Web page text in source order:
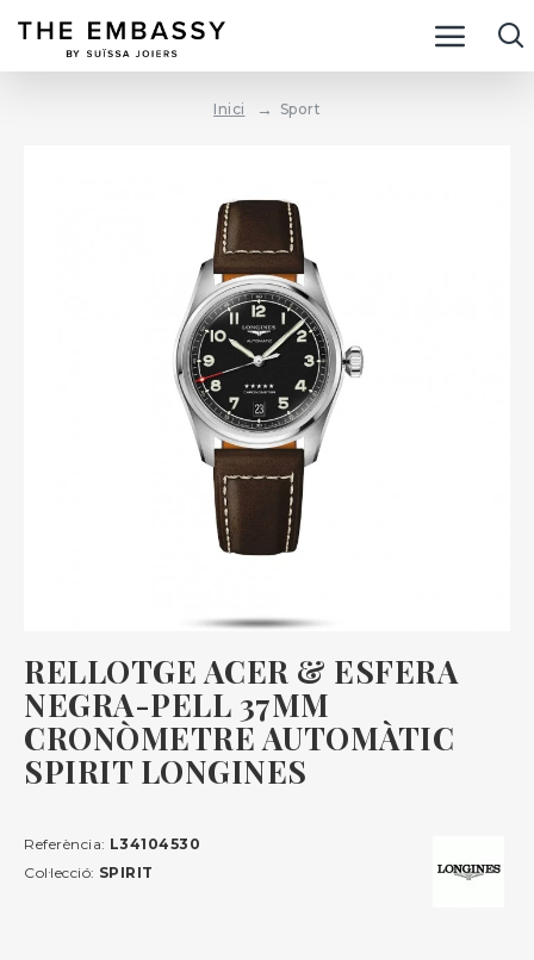
Inici Sport
RELLOTGE ACER & ESFERA
NEGRA-PELL 37MM
CRONÒMETRE AUTOMÀTIC
SPIRIT LONGINES
Referència: L34104530
Col·lecció: SPIRIT